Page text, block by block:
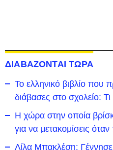
ΔΙΑΒΑΖΟΝΤΑΙ ΤΩΡΑ
Το ελληνικό βιβλίο που
διάβασες στο σχολείο:
Η χώρα στην οποία
για να μετακομίσεις
Λίλα Μπακλέση: